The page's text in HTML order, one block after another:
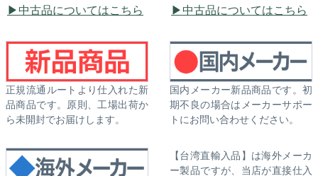
中古品についてはこちら 中古品についてはこちら
正規流通ルートより仕入れた新
品商品です。原則、工場出荷か
ら未開封でお届けします。
国内メーカー新品商品です。初
期不良の場合はメーカーサポー
トにお問い合わせください。
【台湾直輸入品】は海外メーカ
ー製品ですが、当店が直接仕入